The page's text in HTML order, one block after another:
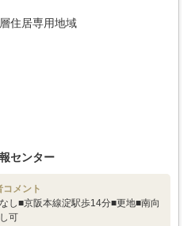
住居専用地域
センター
メント
し■京阪本線淀駅歩14分■更地■南向
可